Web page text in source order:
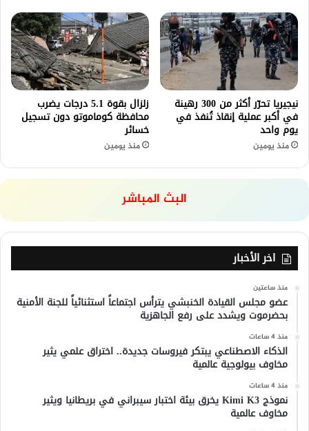
نيجيريا تحرّر أكثر من 300 رهينة
في أكبر عملية إنقاذ تُنفذ في
يوم واحد
منذ يومين
زلزال بقوة 5.1 درجات يضرب
محافظة كوماموتو دون تسجيل
خسائر
منذ يومين
البث المباشر
اخر الأخبار
منذ ساعتين
عضو مجلس القيادة الخنبشي يترأس اجتماعاً استثنائياً للجنة الأمنية
بحضرموت ويشدد على رفع الجاهزية
منذ 4 ساعات
الذكاء الاصطناعي يبتكر فيروسات جديدة.. اختراق علمي يثير
مخاوف بيولوجية عالمية
منذ 4 ساعات
نموذج Kimi K3 يخرق بيئة اختبار سيبراني في بريطانيا ويثير
مخاوف عالمية